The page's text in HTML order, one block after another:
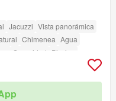
Jacuzzi Vista panorámica
Chimenea Agua
Seguridad Piscina